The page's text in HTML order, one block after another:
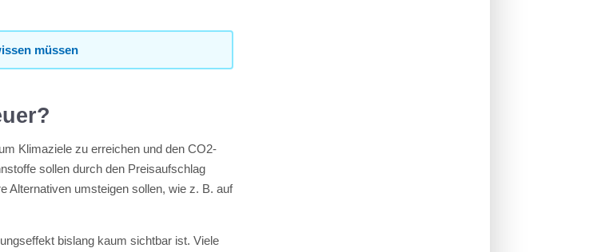
müssen
Klimaziele zu erreichen und den CO2-
sollen durch den Preisaufschlag
Alternativen umsteigen sollen, wie z. B. auf
bislang kaum sichtbar ist. Viele